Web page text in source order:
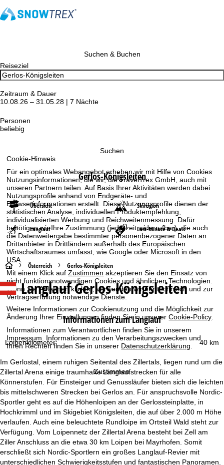
Cookie-Hinweis
Für ein optimales Webangebot erheben wir mit Hilfe von Cookies
Nutzungsinformationen, die wir, die TravelTrex GmbH, auch mit
unseren Partnern teilen. Auf Basis Ihrer Aktivitäten werden dabei
Nutzungsprofile anhand von Endgeräte- und
Browserinformationen erstellt. Diese Nutzungsprofile dienen der
statistischen Analyse, individuellen Produktempfehlung,
individualisierten Werbung und Reichweitenmessung. Dafür
benötigen wir Ihre Zustimmung (jederzeit widerrufbar), die auch
die Datenweitergabe bestimmter personenbezogener Daten an
Drittanbieter in Drittländern außerhalb des Europäischen
Wirtschaftsraumes umfasst, wie Google oder Microsoft in den
USA.
Mit einem Klick aufZustimmen akzeptieren Sie den Einsatz von
nicht funktionsnotwendigen Cookies und ähnlichen Technologien.
Wenn SieAblehnenklicken, verwenden wir nur technisch und zur
Vertragserfüllung notwendige Dienste.
Weitere Informationen zur Cookienutzung und die Möglichkeit zur
Änderung Ihrer Einstellungen finden Sie in unsererCookie-Policy.
Informationen zum Verantwortlichen finden Sie in unserem
Impressum. Informationen zu den Verarbeitungszwecken und
Ihren Rechten finden Sie in unserer Datenschutzerklärung.
Zustimmen
Suchen & Buchen
Reiseziel
Zeitraum & Dauer
10.08.26 – 31.05.28 | 7 Nächte
Personen
beliebig
Suchen
Gerlos-Königsleiten
Übersicht Skiregion
Langlauf Last-Minute & Deals
S
t
a
r
t
e
i
t
e
Österreich Gerlos-Königsleiten
Langlauf Gerlos-Königsleiten
Informationen zum Langlauf
40 km
Loipenkilometer:
Im Gerlostal, einem ruhigen Seitental des Zillertals, liegen rund um die
Zillertal Arena einige traumhafte Langlaufstrecken für alle
Könnerstufen. Für Einsteiger und Genussläufer bieten sich die leichten
bis mittelschweren Strecken bei Gerlos an. Für anspruchsvolle Nordic-
Sportler geht es auf die Höhenloipen an der Gerlossteinplatte, in
Hochkrimml und im Skigebiet Königsleiten, die auf über 2.000 m Höhe
verlaufen. Auch eine beleuchtete Rundloipe im Ortsteil Wald steht zur
Verfügung. Vom Loipennetz der Zillertal Arena besteht bei Zell am
Ziller Anschluss an die etwa 30 km Loipen bei Mayrhofen. Somit
erschließt sich Nordic-Sportlern ein großes Langlauf-Revier mit
unterschiedlichen Schwierigkeitsstufen und fantastischen Panoramen.